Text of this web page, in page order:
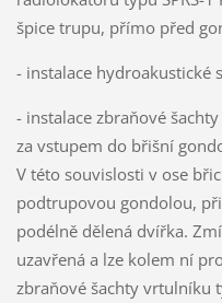
špice trupu, přímo před
- instalace hydroakustické
- instalace zbraňové
za vstupem do břišní
V této souvislosti v ose
podtrupovou gondolou,
podélně dělená dvířka.
uzavřená a lze kolem ní
zbraňové šachty vrtulníku